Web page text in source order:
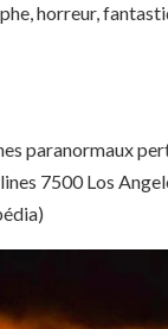
horreur,
paranormaux
7500 Los